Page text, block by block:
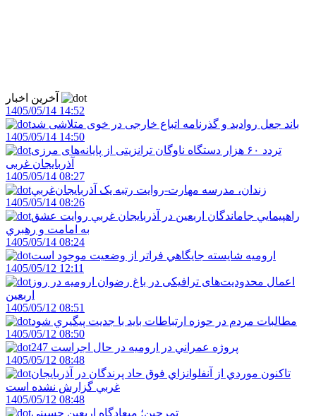
1405/05/14 14:52
باند جعل روادید و گذرنامه اتباع خارجی در خوی متلاشی شد
1405/05/14 14:50
تردد ۶۰ هزار دستگاه ناوگان ترانزیتی از پایانه‌های مرزی
آذربایجان ‌غربی
1405/05/14 08:27
زندان، مدرسه مهارت-روايت رتبه يک آذربايجان‌غربي
1405/05/14 08:26
راهپيمايي جاماندگان اربعين در آذربايجان غربي روايت عشق
به امامت و رهبري
1405/05/14 08:24
اروميه شايسته جايگاهي فراتر از وضعيت موجود است
1405/05/12 12:11
اعمال محدودیت‌های ترافیکی در باغ رضوان ارومیه در روز
اربعین
1405/05/12 08:51
مطالبات مردم در حوزه ارتباطات بايد با جديت پيگيري شود
1405/05/12 08:50
247 پروژه عمراني در اروميه در حال اجراست
1405/05/12 08:48
تاکنون موردي از آنفلوانزاي فوق حاد پرندگان در آذربايجان
غربي گزارش نشده است
1405/05/12 08:48
تمرچين؛ ميعادگاه اربعين حسيني